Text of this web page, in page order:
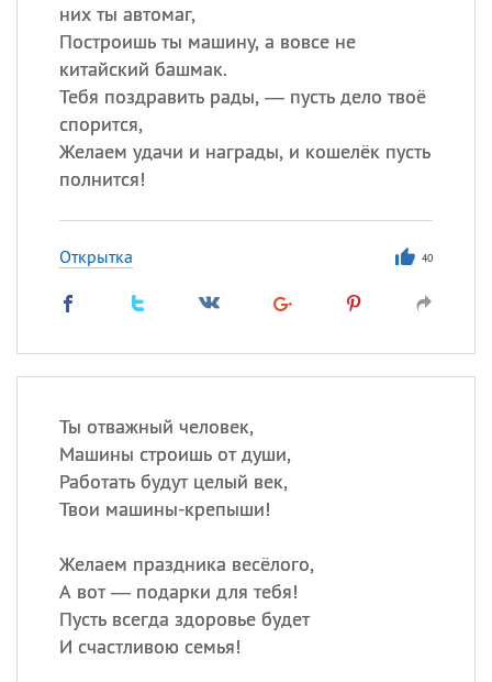
них ты автомаг,
Построишь ты машину, а вовсе не
китайский башмак.
Тебя поздравить рады, — пусть дело твоё
спорится,
Желаем удачи и награды, и кошелёк пусть
полнится!
Открытка 40
Ты отважный человек,
Машины строишь от души,
Работать будут целый век,
Твои машины-крепыши!
Желаем праздника весёлого,
А вот — подарки для тебя!
Пусть всегда здоровье будет
И счастливою семья!